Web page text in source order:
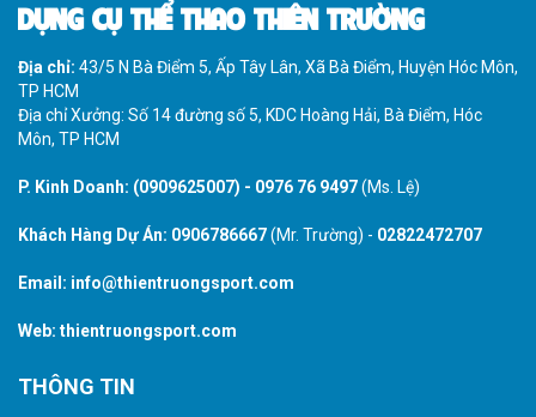
DỤNG CỤ THỂ THAO THIÊN TRƯỜNG
Địa chỉ: 43/5 N Bà Điểm 5, Ấp Tây Lân, Xã Bà Điểm, Huyện Hóc Môn,
TP HCM
Địa chỉ Xưởng: Số 14 đường số 5, KDC Hoàng Hải, Bà Điểm, Hóc
Môn, TP HCM
P. Kinh Doanh: (0909625007) - 0976 76 9497(Ms. Lệ)
Khách Hàng Dự Án: 0906786667(Mr. Trường) - 02822472707
Email: info@thientruongsport.com
Web: thientruongsport.com
THÔNG TIN